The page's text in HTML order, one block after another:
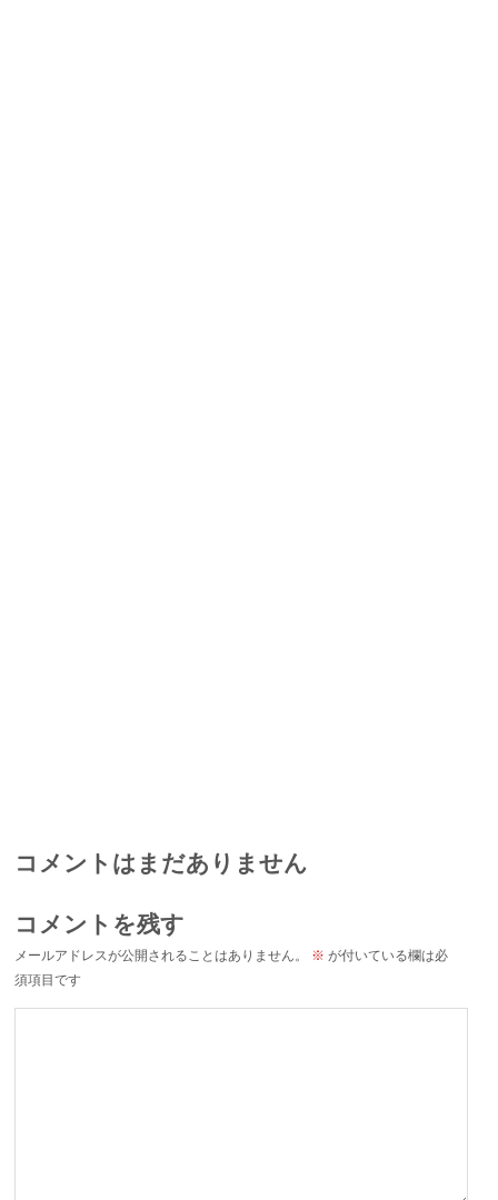
コメントはまだありません
コメントを残す
メールアドレスが公開されることはありません。 ※ が付いている欄は必
須項目です